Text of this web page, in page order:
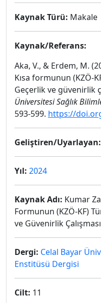
Kaynak Türü: Makale
Kaynak/Referans:
Aka, V., & Erdem, M.
Kısa formunun (KZÖ-
Geçerlik ve güvenirlik
Üniversitesi Sağlık
593-599. https://
Geliştiren/Uyarlayan:
Yıl: 2024
Kaynak Adı: Kumar
Formunun (KZÖ-KF)
ve Güvenirlik Çalışması
Dergi: Celal Bayar
Enstitüsü Dergisi
Cilt: 11